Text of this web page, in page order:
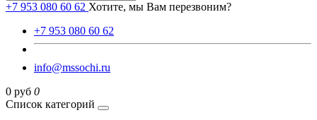
+7 953 080 60 62 Хотите, мы Вам перезвоним?
+7 953 080 60 62
info@mssochi.ru
0 руб 0
Список категорий